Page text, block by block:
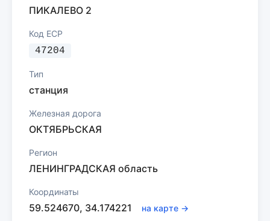
ПИКАЛЕВО 2
Код ЕСР
47204
Тип
станция
Железная дорога
ОКТЯБРЬСКАЯ
Регион
ЛЕНИНГРАДСКАЯ область
Координаты
59.524670, 34.174221 на карте →